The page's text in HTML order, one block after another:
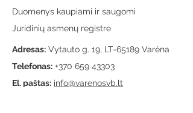
Duomenys kaupiami ir saugomi
Juridinių asmenų registre
Adresas: Vytauto g. 19, LT-65189 Varėna
Telefonas: +370 659 43303
El. paštas: info@varenosvb.lt